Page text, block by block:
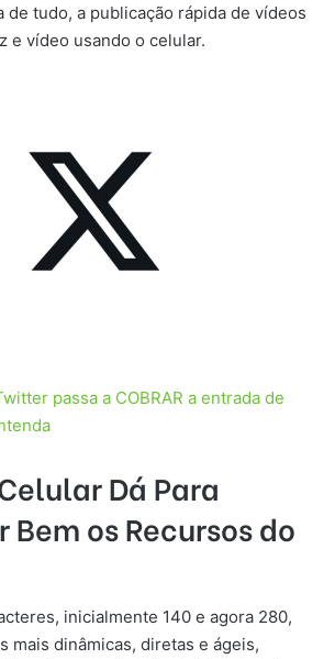
de tudo, a publicação rápida de vídeos
e vídeo usando o celular.
passa a COBRAR a entrada de
Dá Para
os Recursos do
inicialmente 140 e agora 280,
mais dinâmicas, diretas e ágeis,